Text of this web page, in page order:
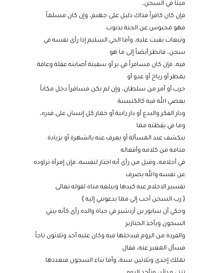
ميتاً في السجن،
فإن كان كافراً فذاك دليل على جهنم، وإن كان مسلماً
فهو محبوس عن الجنة بذنوب
وتبعات بقيت عليه، وأما الحي السليم إذا رأى نفسه في
سجن، فانظر أيضاً إلى ما هو
فيه، فإن كان مسافراً في بر أو سفينة أصابته عقلة وعاقة
بمطر أو رياح أو عدو أو
حرب أو أمر من سلطان، وإن لم يكن مسافراً دخل مكاناً
يعصي الله فيه كالكنيسة
ودار الفكر والبدع أو دار زانية أو خمار كل إنسان على قدره،
وما في يقظته مما
ينكشف عند المسألة أو يعرف عنه بالشهرة أو بزيادة
منامه من كلامه وأفعاله
في أحلامه، وقيل من رأى أنه اختار لنفسه، فإن إمرأة تراوده
عن نفسه والله يصرف
تفسير الاحلام عنه كيدها ويبلغه مناه لقوله تعالى
{ رب السجن أحب إلي مما يدعونني إليه }
وحكي أن سابور بن أردشير في حياة والده رأى كأنه يبني
السجون ويأخذ الخنازير
والقردة من الروم فيدخلها فيه وكان عليه أحد وثلاثون تاجاً
فسأل المعبر عنه، فقال
تملك إحدى وثلاثين سنة، وأما بناء السجون فبعددها